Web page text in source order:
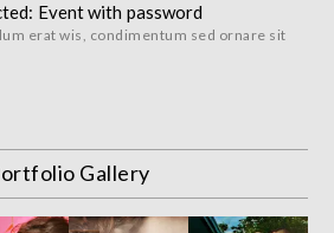
Event with password
erat wis, condimentum sed ornare sit
Gallery